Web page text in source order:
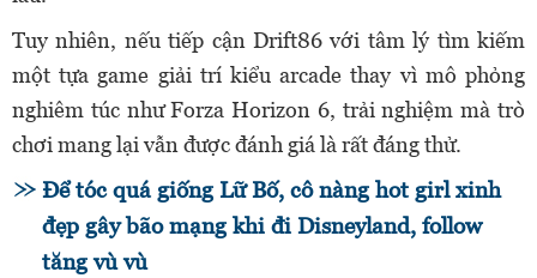
Tuy nhiên, nếu tiếp cận Drift86 với tâm lý tìm kiếm
một tựa game giải trí kiểu arcade thay vì mô phỏng
nghiêm túc như Forza Horizon 6, trải nghiệm mà trò
chơi mang lại vẫn được đánh giá là rất đáng thử.
Để tóc quá giống Lữ Bố, cô nàng hot girl xinh
đẹp gây bão mạng khi đi Disneyland, follow
tăng vù vù